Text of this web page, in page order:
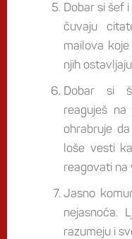
Dobar si šef
čuvaju
mailova
njih
Dobar si
reaguješ
ohrabruje
loše vesti
reagovati na
Jasno
nejasnoća.
razumeju i